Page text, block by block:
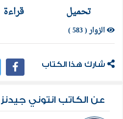
تحميل قراءة
الزوار ( 583 )
شارك هذا الكتاب
عن الكاتب انتوني جيدنز